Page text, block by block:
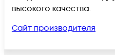
высокого качества.
Сайт производителя